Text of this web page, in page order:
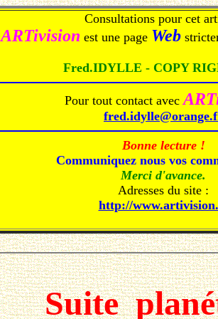
Consultations pour cet
ARTivision est une page Web
Fred.IDYLLE - COPY
Pour tout contact avec
Bonne lecture !
Communiquez nous vos
Merci d'avance.
Adresses du site :
http://
Suite